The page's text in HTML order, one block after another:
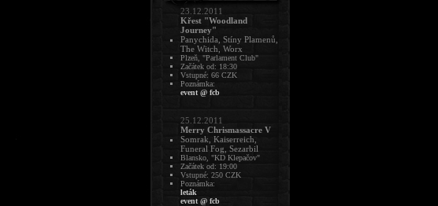
23.12.2011
Křest "Woodland
Journey"
Panychida, Stíny Plamenů,
The Witch, Worx
Plzeň, "Parlament Club"
Začátek od: 18:30
Vstupné: 66 CZK
Poznámka:
event @ fcb
25.12.2011
Merry Chrismassacre V
Somrak, Kaiserreich,
Funeral Fog, Sezarbil
Blansko, "KD Klepačov"
Začátek od: 19:00
Vstupné: 250 CZK
Poznámka:
leták
event @ fcb